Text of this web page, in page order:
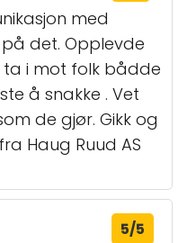
med
det. Opplevde
i mot folk bådde
å snakke . Vet
de gjør. Gikk og
Haug Ruud AS
5/5